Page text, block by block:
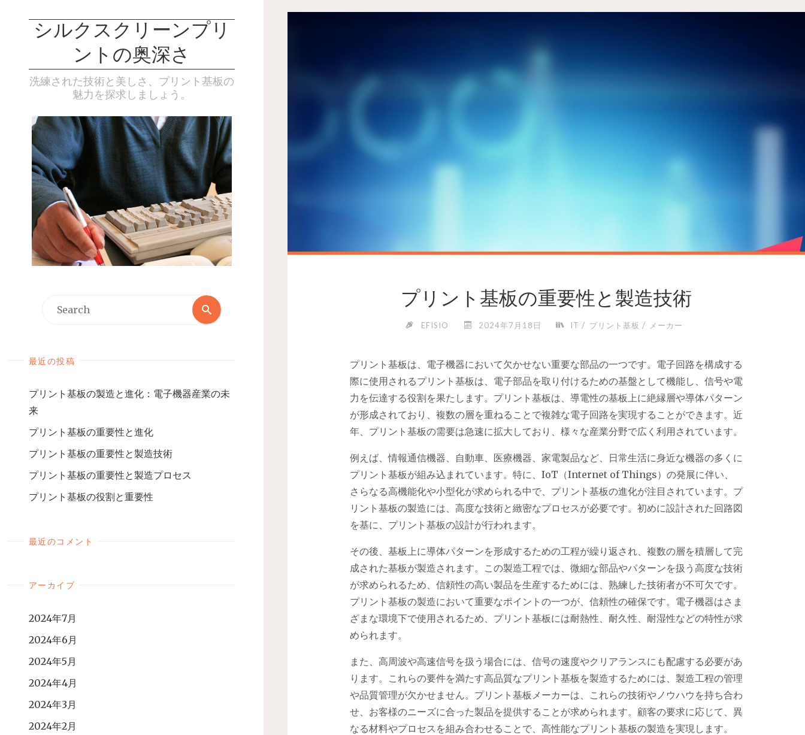
シルクスクリーンプリ
ントの奥深さ
洗練された技術と美しさ、プリント基板の
魅力を探求しましょう。
最近の投稿
プリント基板の製造と進化：電子機器産業の未
来
プリント基板の重要性と進化
プリント基板の重要性と製造技術
プリント基板の重要性と製造プロセス
プリント基板の役割と重要性
最近のコメント
アーカイブ
2024年7月
2024年6月
2024年5月
2024年4月
2024年3月
2024年2月
プリント基板の重要性と製造技術
EFISIO 2024年7月18日 IT / プリント基板 / メーカー
プリント基板は、電子機器において欠かせない重要な部品の一つです。 電子回路を構成する
際に使用されるプリント基板は、電子部品を取り付けるための基盤として機能し、信号や電
力を伝達する役割を果たします。プリント基板は、導電性の基板上に絶縁層や導体パターン
が形成されており、複数の層を重ねることで複雑な電子回路を実現することができます。近
年、プリント基板の需要は急速に拡大しており、様々な産業分野で広く利用されています。
例えば、情報通信機器、自動車、医療機器、家電製品など、日常生活に身近な機器の多くに
プリント基板が組み込まれています。特に、IoT（Internet of Things）の発展に伴い、
さらなる高機能化や小型化が求められる中で、プリント基板の進化が注目されています。プ
リント基板の製造には、高度な技術と緻密なプロセスが必要です。初めに設計された回路図
を基に、プリント基板の設計が行われます。
その後、基板上に導体パターンを形成するための工程が繰り返され、複数の層を積層して完
成された基板が製造されます。この製造工程では、微細な部品やパターンを扱う高度な技術
が求められるため、信頼性の高い製品を生産するためには、熟練した技術者が不可欠です。
プリント基板の製造において重要なポイントの一つが、信頼性の確保です。電子機器はさま
ざまな環境下で使用されるため、プリント基板には耐熱性、耐久性、耐湿性などの特性が求
められます。
また、高周波や高速信号を扱う場合には、信号の速度やクリアランスにも配慮する必要があ
ります。これらの要件を満たす高品質なプリント基板を製造するためには、製造工程の管理
や品質管理が欠かせません。プリント基板メーカーは、これらの技術やノウハウを持ち合わ
せ、お客様のニーズに合った製品を提供することが求められます。顧客の要求に応じて、異
なる材料やプロセスを組み合わせることで、高性能なプリント基板の製造を実現します。